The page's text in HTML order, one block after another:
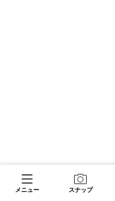
メニュー スナップ